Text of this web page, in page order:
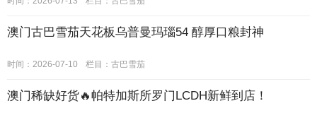
澳门古巴雪茄天花板乌普曼玛瑙54 醇厚口粮封神
时间：2026-07-10 栏目： 古巴雪茄
澳门稀缺好货🔥帕特加斯所罗门LCDH新鲜到店！